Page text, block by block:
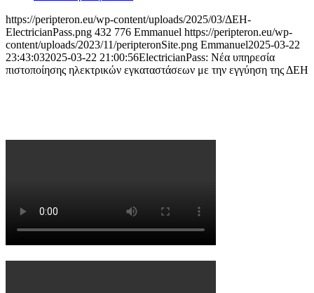
https://peripteron.eu/wp-content/uploads/2025/03/ΔΕΗ-
ElectricianPass.png 432 776 Emmanuel https://peripteron.eu/wp-
content/uploads/2023/11/peripteronSite.png Emmanuel2025-03-22
23:43:032025-03-22 21:00:56ElectricianPass: Νέα υπηρεσία
πιστοποίησης ηλεκτρικών εγκαταστάσεων με την εγγύηση της ΔΕΗ